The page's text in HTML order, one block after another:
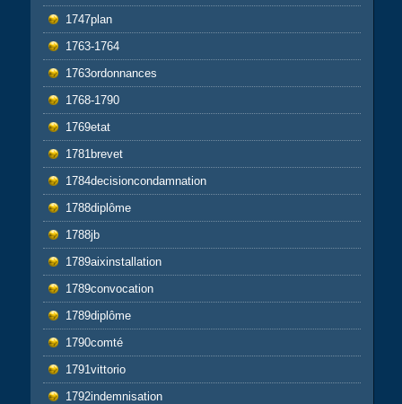
1747plan
1763-1764
1763ordonnances
1768-1790
1769etat
1781brevet
1784decisioncondamnation
1788diplôme
1788jb
1789aixinstallation
1789convocation
1789diplôme
1790comté
1791vittorio
1792indemnisation